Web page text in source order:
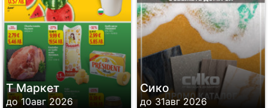
Т Маркет
до 10авг 2026
Сико
до 31авг 2026